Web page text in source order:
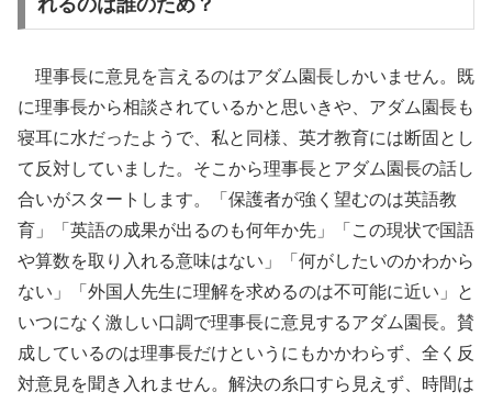
理事長に意見を言えるのはアダム園長しかいません。既
に理事長から相談されているかと思いきや、アダム園長も
寝耳に水だったようで、私と同様、英才教育には断固とし
て反対していました。そこから理事長とアダム園長の話し
合いがスタートします。「保護者が強く望むのは英語教
育」「英語の成果が出るのも何年か先」「この現状で国語
や算数を取り入れる意味はない」「何がしたいのかわから
ない」「外国人先生に理解を求めるのは不可能に近い」と
いつになく激しい口調で理事長に意見するアダム園長。賛
成しているのは理事長だけというにもかかわらず、全く反
対意見を聞き入れません。解決の糸口すら見えず、時間は